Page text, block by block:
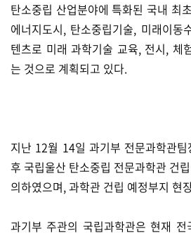
탄소중립 산업분야에 특화된 국내 최
에너지도시, 탄소중립기술, 미래이동
텐츠로 미래 과학기술 교육, 전시, 체
는 것으로 계획되고 있다.
지난 12월 14일 과기부 전문과학관
후 국립울산 탄소중립 전문과학관 건
의하였으며, 과학관 건립 예정부지 현
과기부 주관의 국립과학관은 현재